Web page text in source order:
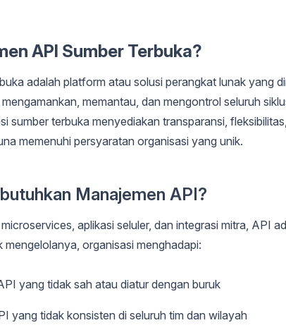
API Sumber Terbuka?
adalah platform atau solusi perangkat lunak yang
memantau, dan mengontrol seluruh
sumber terbuka menyediakan transparansi,
memenuhi persyaratan organisasi yang unik.
Manajemen API?
aplikasi seluler, dan integrasi mitra, API
organisasi menghadapi:
yang tidak sah atau diatur dengan buruk
yang tidak konsisten di seluruh tim dan wilayah